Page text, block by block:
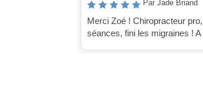
Par Jade Briand
Merci Zoé ! Chiropracteur
séances, fini les migraines ! A